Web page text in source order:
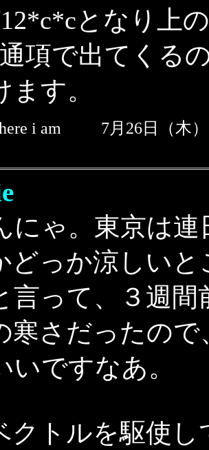
となり上
項で出てくる
ます。
i am 7月26日（
にゃ。東京は
どっか涼しい
言って、３週
寒さだったの
いですなあ。
トルを駆使し